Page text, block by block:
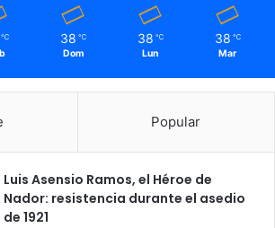
℃ 38 ℃
Dom
38 ℃
Lun
38 ℃
Mar
Popular
Luis Asensio Ramos, el Héroe de
Nador: resistencia durante el asedio
de 1921